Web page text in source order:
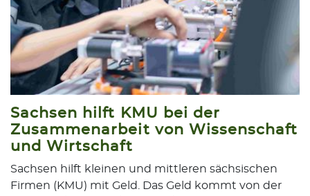
Sachsen hilft KMU bei der
Zusammenarbeit von Wissenschaft
und Wirtschaft
Sachsen hilft kleinen und mittleren sächsischen
Firmen (KMU) mit Geld. Das Geld kommt von der